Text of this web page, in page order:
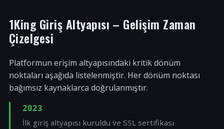
1King Giriş Altyapısı – Gelişim Zaman
Çizelgesi
Platformun erişim altyapısındaki kritik dönüm
noktaları aşağıda listelenmiştir. Her dönüm noktası
bağımsız kaynaklarca doğrulanmıştır.
2023
İlk giriş altyapısı kuruldu ve SSL sertifikası